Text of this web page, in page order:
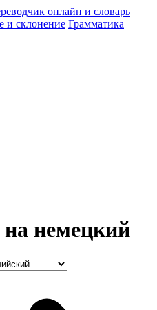
и склонение Грамматика
немецкий